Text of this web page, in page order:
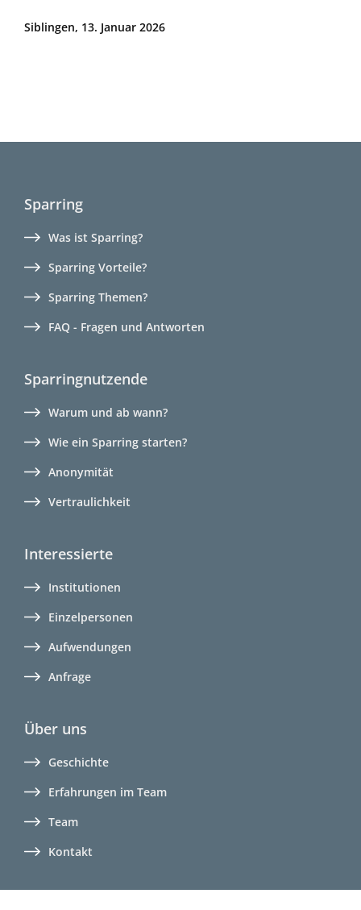
Siblingen, 13. Januar 2026
Sparring
Was ist Sparring?
Sparring Vorteile?
Sparring Themen?
FAQ - Fragen und Antworten
Sparringnutzende
Warum und ab wann?
Wie ein Sparring starten?
Anonymität
Vertraulichkeit
Interessierte
Institutionen
Einzelpersonen
Aufwendungen
Anfrage
Über uns
Geschichte
Erfahrungen im Team
Team
Kontakt